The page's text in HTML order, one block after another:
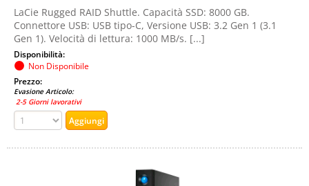
LaCie Rugged RAID Shuttle. Capacità SSD: 8000 GB.
Connettore USB: USB tipo-C, Versione USB: 3.2 Gen 1 (3.1
Gen 1). Velocità di lettura: 1000 MB/s. [...]
Disponibilità:
Non Disponibile
Prezzo:
Evasione Articolo:
2-5 Giorni lavorativi